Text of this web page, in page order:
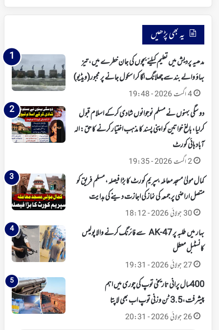
اتر
گیا:
کانگریس یہ بھی پڑھیں
مدھیہ پردیش میں تعلیم کیلئے بچوں کی جان خطرے میں، تیز
بہاؤ والے بند سے چھلانگ لگا کر اسکول جانے پر مجبور(ویڈیو)
4 اگست 2026 - 19:48
دو سگی بہنوں نے مسلم نوجوانوں شادی کرکے اسلام قبول
کرلیا، بالغ خواتین کو اپنی پسند کا مذہب اختیار کرنے کا حق: الہ
آباد ہائی کورٹ
2 اگست 2026 - 19:35
کمال مولیٰ مسجد معاملہ، سپریم کورٹ کا بڑا فیصلہ، مسلم فریق کو
متصل اراضی پر جمعہ کی نماز کی اجازت دینے کی ہدایت
30 جولائی 2026 - 18:12
بہار میں طلبہ پر AK-47 سے فائرنگ کرنے والا پولیس
کانسٹبل معطل
27 جولائی 2026 - 19:31
400 سال پرانی تاریخی توپ کی چوری میں اہم
پیشرفت،3.5 ٹن وزنی توپ اب بھی لاپتا
26 جولائی 2026 - 20:31